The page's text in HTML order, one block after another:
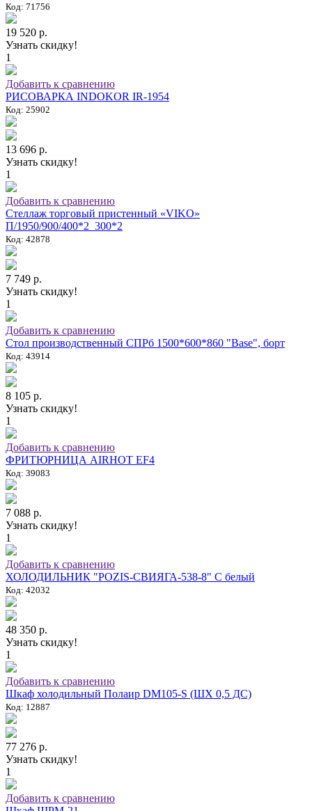
Код: 71756
19 520 р.
Узнать скидку!
1
Добавить к сравнению
РИСОВАРКА INDOKOR IR-1954
Код: 25902
13 696 р.
Узнать скидку!
1
Добавить к сравнению
Стеллаж торговый пристенный «VIKO»
П/1950/900/400*2_300*2
Код: 42878
7 749 р.
Узнать скидку!
1
Добавить к сравнению
Стол производственный СПРб 1500*600*860 "Base", борт
Код: 43914
8 105 р.
Узнать скидку!
1
Добавить к сравнению
ФРИТЮРНИЦА AIRHOT EF4
Код: 39083
7 088 р.
Узнать скидку!
1
Добавить к сравнению
ХОЛОДИЛЬНИК "POZIS-СВИЯГА-538-8" C белый
Код: 42032
48 350 р.
Узнать скидку!
1
Добавить к сравнению
Шкаф холодильный Полаир DM105-S (ШХ 0,5 ДС)
Код: 12887
77 276 р.
Узнать скидку!
1
Добавить к сравнению